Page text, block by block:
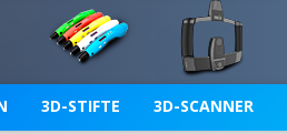
3D-STIFTE 3D-SCANNER